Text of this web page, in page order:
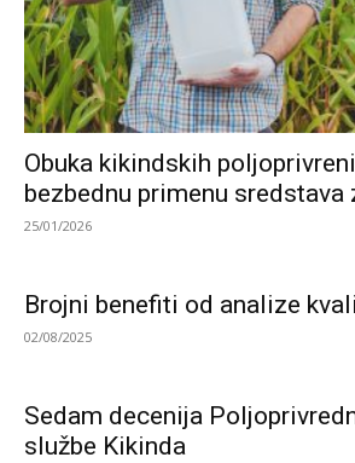
Obuka kikindskih
bezbednu primenu
25/01/2026
Brojni benefiti od analize
02/08/2025
Sedam decenija
službe Kikinda